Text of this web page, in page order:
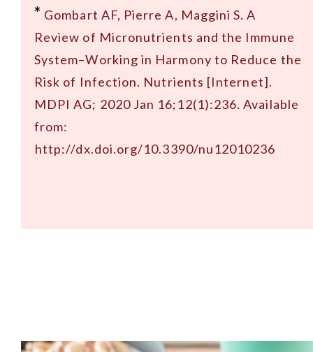
* Gombart AF, Pierre A, Maggini S. A
Review of Micronutrients and the Immune
System–Working in Harmony to Reduce the
Risk of Infection. Nutrients [Internet].
MDPI AG; 2020 Jan 16;12(1):236. Available
from:
http://dx.doi.org/10.3390/nu12010236